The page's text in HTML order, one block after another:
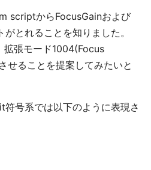
scriptからFocusGainおよび
とれることを知りました。
拡張モード1004(Focus
ることを提案してみたいと
号系では以下のように表現さ